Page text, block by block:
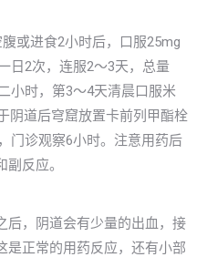
或进食2小时后，口服25mg
日2次，连服2～3天，总量
小时，第3～4天清晨口服米
阴道后穹窟放置卡前列甲酯栓
门诊观察6小时。注意用药后
反应。
后，阴道会有少量的出血，接
是正常的用药反应，还有小部